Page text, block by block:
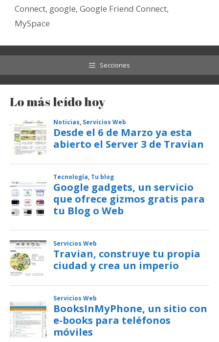
Connect, google, Google Friend Connect,
MySpace
Secciones
Lo más leído hoy